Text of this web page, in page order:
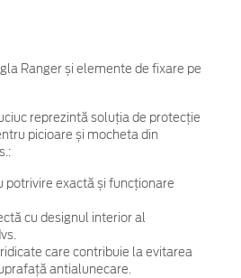
Ranger și elemente de fixare pe
reprezintă soluția de protecție
picioare și mocheta din
potrivire exactă și funcționare
cu designul interior al
care contribuie la evitarea
antialunecare.